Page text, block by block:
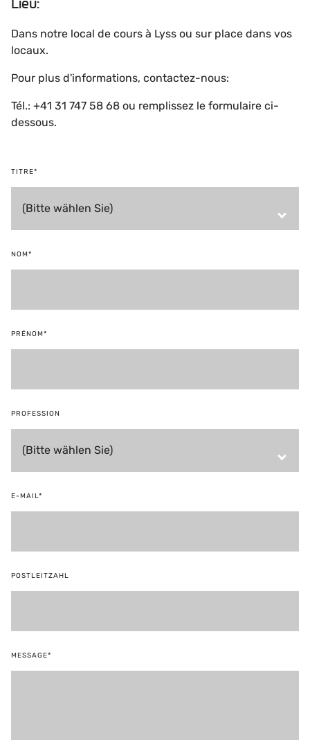
Dans notre local de cours à Lyss ou sur place dans vos
locaux.
Pour plus d'informations, contactez-nous:
Tél.: +41 31 747 58 68 ou remplissez le formulaire ci-
dessous.
TITRE*
NOM*
PRÉNOM*
PROFESSION
E-MAIL*
POSTLEITZAHL
MESSAGE*